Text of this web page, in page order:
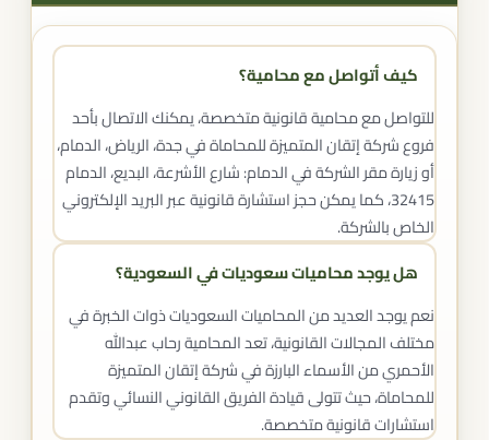
كيف أتواصل مع محامية؟
للتواصل مع محامية قانونية متخصصة، يمكنك الاتصال بأحد
فروع شركة إتقان المتميزة للمحاماة في جدة، الرياض، الدمام،
أو زيارة مقر الشركة في الدمام: شارع الأشرعة، البديع، الدمام
32415، كما يمكن حجز استشارة قانونية عبر البريد الإلكتروني
الخاص بالشركة.
هل يوجد محاميات سعوديات في السعودية؟
نعم يوجد العديد من المحاميات السعوديات ذوات الخبرة في
مختلف المجالات القانونية، تعد المحامية رحاب عبدالله
الأحمري من الأسماء البارزة في شركة إتقان المتميزة
للمحاماة، حيث تتولى قيادة الفريق القانوني النسائي وتقدم
استشارات قانونية متخصصة.